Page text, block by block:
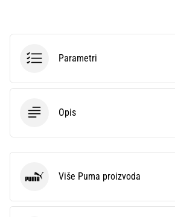
Parametri
Opis
Puma Više Puma proizvoda